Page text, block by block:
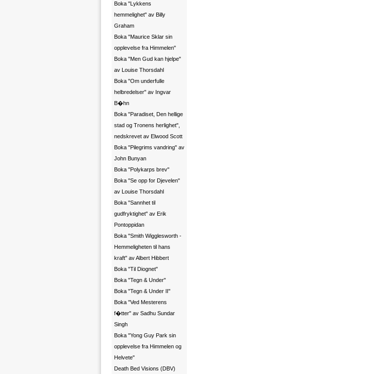
Boka "Lykkens
hemmelighet" av Billy
Graham
Boka "Maurice Sklar sin
opplevelse fra Himmelen"
Boka "Men Gud kan hjelpe"
av Louise Thorsdahl
Boka "Om underfulle
helbredelser" av Ingvar
B�hn
Boka "Paradiset, Den hellige
stad og Tronens herlighet",
nedskrevet av Elwood Scott
Boka "Pilegrims vandring" av
John Bunyan
Boka "Polykarps brev"
Boka "Se opp for Djevelen"
av Louise Thorsdahl
Boka "Sannhet til
gudfryktighet" av Erik
Pontoppidan
Boka "Smith Wigglesworth -
Hemmeligheten til hans
kraft" av Albert Hibbert
Boka "Til Diognet"
Boka "Tegn & Under"
Boka "Tegn & Under II"
Boka "Ved Mesterens
f�tter" av Sadhu Sundar
Singh
Boka "Yong Guy Park sin
opplevelse fra Himmelen og
Helvete"
Death Bed Visions (DBV)